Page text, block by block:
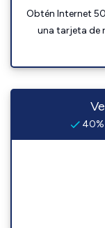
Obtén Internet
una tarjeta de
40%